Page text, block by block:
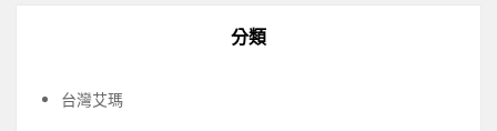
分類
台灣艾瑪